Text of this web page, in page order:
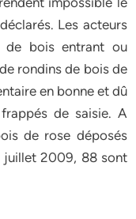
Les acteurs
de bois entrant ou
rondins de bois de
en bonne et dû
de saisie. A
de rose déposés
juillet 2009, 88 sont